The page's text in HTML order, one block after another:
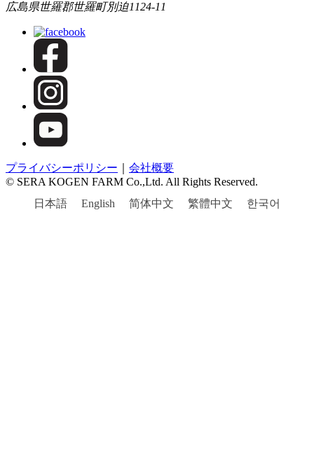
広島県世羅郡世羅町別迫1124-11
プライバシーポリシー
会社概要
© SERA KOGEN FARM Co.,Ltd. All Rights Reserved.
日本語
English 简体中文 繁體中文 한국어